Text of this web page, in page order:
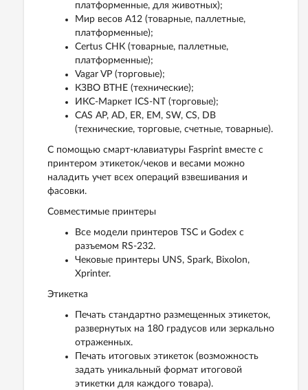
платформенные, для животных);
Мир весов A12 (товарные, паллетные,
платформенные);
Certus СНК (товарные, паллетные,
платформенные);
Vagar VP (торговые);
КЗВО ВТНЕ (технические);
ИКС-Маркет ICS-NT (торговые);
CAS AP, AD, ER, EM, SW, CS, DB
(технические, торговые, счетные, товарные).
C помощью смарт-клавиатуры Fasprint вместе с
принтером этикеток/чеков и весами можно
наладить учет всех операций взвешивания и
фасовки.
Совместимые принтеры
Все модели принтеров TSC и Godex с
разъемом RS-232.
Чековые принтеры UNS, Spark, Bixolon,
Xprinter.
Этикетка
Печать стандартно размещенных этикеток,
развернутых на 180 градусов или зеркально
отраженных.
Печать итоговых этикеток (возможность
задать уникальный формат итоговой
этикетки для каждого товара).